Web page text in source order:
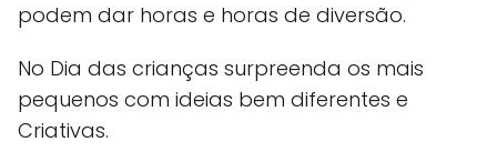
podem dar horas e horas de diversão.
No Dia das crianças surpreenda os mais
pequenos com ideias bem diferentes e
Criativas.